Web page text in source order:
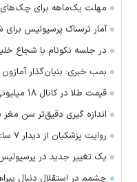
مهلت یک‌ماهه برای چک‌های
آمار ترسناک پرسپولیس
در جلسه نکونام با شجاع
بمب خبری: بنیان‌گذار
قیمت طلا در کانال ۱۸ میلیونی/ قیمت سکه چند؟
اندازه گیری دقیق‌تر سن مغز
روایت پزشکیان از دیدار ۷ ساعته خود با رهبر انقلاب
یک تغییر جدید در
چشمم در استقلال دنبال